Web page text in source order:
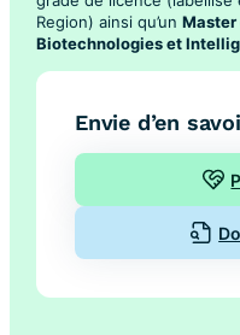
Region) ainsi qu’un Master
Biotechnologies et
Envie d’en